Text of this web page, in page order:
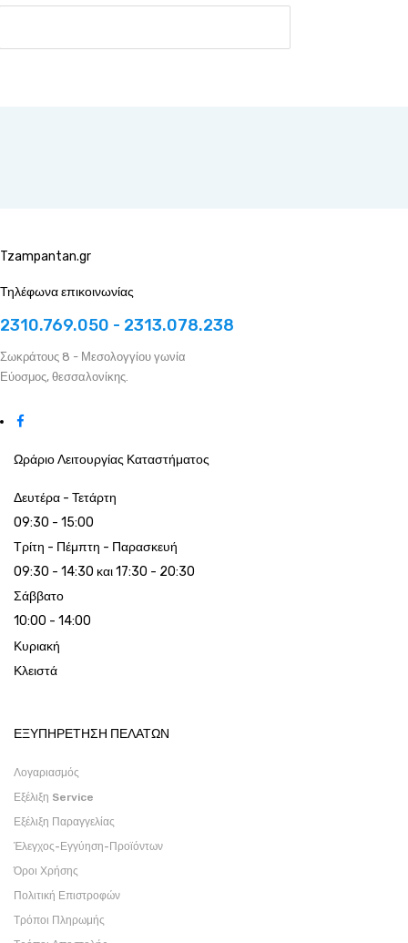
Tzampantan.gr
Τηλέφωνα επικοινωνίας
2310.769.050 - 2313.078.238
Σωκράτους 8 - Μεσολογγίου γωνία
Εύοσμος, θεσσαλονίκης.
Ωράριο Λειτουργίας Καταστήματος
Δευτέρα - Τετάρτη
09:30 - 15:00
Τρίτη - Πέμπτη - Παρασκευή
09:30 - 14:30 και 17:30 - 20:30
Σάββατο
10:00 - 14:00
Κυριακή
Κλειστά
ΕΞΥΠΗΡΕΤΗΣΗ ΠΕΛΑΤΩΝ
Λογαριασμός
Εξέλιξη Service
Εξέλιξη Παραγγελίας
Έλεγχος-Εγγύηση-Προϊόντων
Όροι Χρήσης
Πολιτική Επιστροφών
Τρόποι Πληρωμής